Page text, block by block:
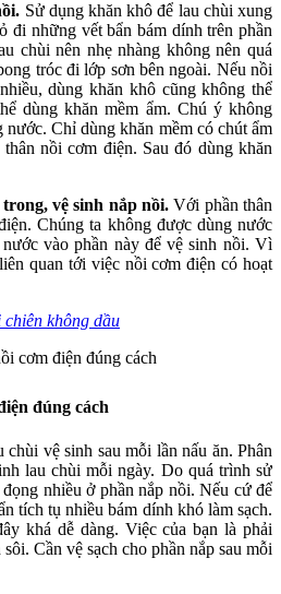
Sử dụng khăn khô để lau chùi xung
đi những vết bẩn bám dính trên phần
chùi nên nhẹ nhàng không nên quá
tróc đi lớp sơn bên ngoài. Nếu nồi
dùng khăn khô cũng không thể
dùng khăn mềm ẩm. Chú ý không
nước. Chỉ dùng khăn mềm có chút ẩm
nồi cơm điện. Sau đó dùng khăn
vệ sinh nắp nồi. Với phần thân
Chúng ta không được dùng nước
vào phần này để vệ sinh nồi. Vì
quan tới việc nồi cơm điện có hoạt
chiên không dầu
đúng cách
vệ sinh sau mỗi lần nấu ăn. Phân
lau chùi mỗi ngày. Do quá trình sử
nhiều ở phần nắp nồi. Nếu cứ để
tích tụ nhiều bám dính khó làm sạch.
khá dễ dàng. Việc của bạn là phải
Cần vệ sạch cho phần nắp sau mỗi